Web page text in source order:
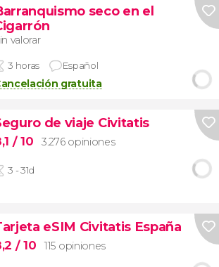
seco en el
valorar
3 horas Español
gratuita
de viaje Civitatis
/ 10 3.276 opiniones
3 - 31d
eSIM Civitatis España
/ 10 115 opiniones